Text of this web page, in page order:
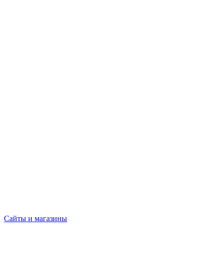
Сайты и магазины